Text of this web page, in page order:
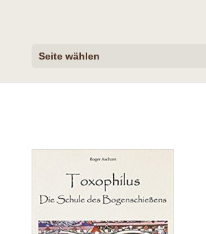
Seite wählen